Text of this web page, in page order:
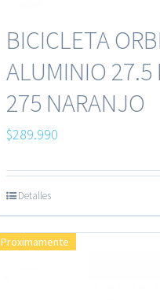
BICICLETA
ALUMINIO
275 NARANJO
$289.990
Detalles
Proximamente